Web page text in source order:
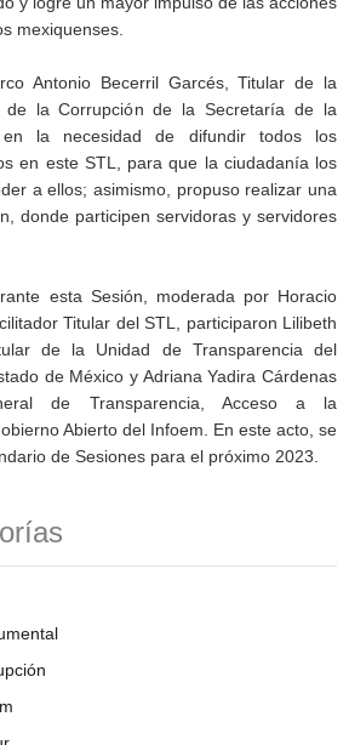
mexiquenses.
Antonio Becerril Garcés, Titular de la
de la Corrupción de la Secretaría de la
en la necesidad de difundir todos los
en este STL, para que la ciudadanía los
a ellos; asimismo, propuso realizar una
donde participen servidoras y servidores
esta Sesión, moderada por Horacio
Titular del STL, participaron Lilibeth
de la Unidad de Transparencia del
de México y Adriana Yadira Cárdenas
de Transparencia, Acceso a la
Abierto del Infoem. En este acto, se
de Sesiones para el próximo 2023.